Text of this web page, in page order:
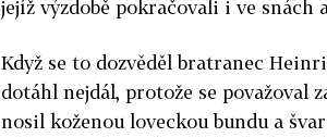
jejíž výzdobě pokračovali i ve snách
Když se to dozvěděl bratranec
dotáhl nejdál, protože se považo­val
nosil kože­nou loveckou bundu a